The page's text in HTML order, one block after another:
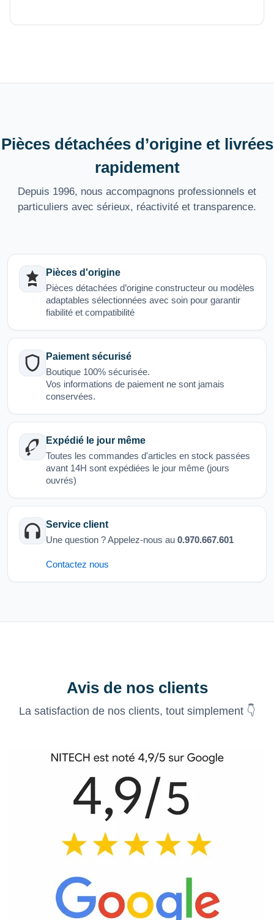
Pièces détachées d’origine et livrées
rapidement
Depuis 1996, nous accompagnons professionnels et
particuliers avec sérieux, réactivité et transparence.
Pièces d'origine
Pièces détachées d’origine constructeur ou modèles
adaptables sélectionnées avec soin pour garantir
fiabilité et compatibilité
Paiement sécurisé
Boutique 100% sécurisée.
Vos informations de paiement ne sont jamais
conservées.
Expédié le jour même
Toutes les commandes d'articles en stock passées
avant 14H sont expédiées le jour même (jours
ouvrés)
Service client
Une question ? Appelez-nous au 0.970.667.601
Contactez nous
Avis de nos clients
La satisfaction de nos clients, tout simplement 👇